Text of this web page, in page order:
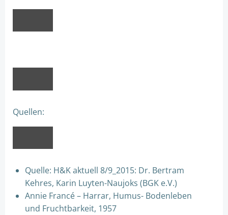
Quellen:
Quelle: H&K aktuell 8/9_2015: Dr. Bertram
Kehres, Karin Luyten-Naujoks (BGK e.V.)
Annie Francé – Harrar, Humus- Bodenleben
und Fruchtbarkeit, 1957